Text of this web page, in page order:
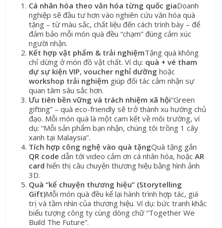
Cá nhân hóa theo văn hóa từng quốc giaDoanh
nghiệp sẽ đầu tư hơn vào nghiên cứu văn hóa quà
tặng – từ màu sắc, chất liệu đến cách trình bày – để
đảm bảo mỗi món quà đều “chạm” đúng cảm xúc
người nhận.
Kết hợp vật phẩm & trải nghiệmTặng quà không
chỉ dừng ở món đồ vật chất. Ví dụ: quà + vé tham
dự sự kiện VIP,voucher nghỉ dưỡng hoặc
workshop trải nghiệm giúp đối tác cảm nhận sự
quan tâm sâu sắc hơn.
Ưu tiên bền vững và trách nhiệm xã hội“Green
gifting” – quà eco-friendly sẽ trở thành xu hướng chủ
đạo. Mỗi món quà là một cam kết về môi trường, ví
dụ: “Mỗi sản phẩm bạn nhận, chúng tôi trồng 1 cây
xanh tại Malaysia”.
Tích hợp công nghệ vào quà tặngQuà tặng gắn
QR code dẫn tới video cảm ơn cá nhân hóa, hoặcAR
card hiển thị câu chuyện thương hiệu bằng hình ảnh
3D.
Quà “kể chuyện thương hiệu” (Storytelling
Gift)Mỗi món quà đều kể lại hành trình hợp tác, giá
trị và tầm nhìn của thương hiệu. Ví dụ: bức tranh khắc
biểu tượng công ty cùng dòng chữ “Together We
Build The Future”.